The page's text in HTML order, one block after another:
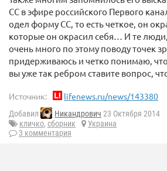
СС в эфире российского Первого
одел форму СС, то есть четкое, он
которые он окрасил себя… И те
очень много по этому поводу точек
придерживаюсь и четко понимаю,
вы уже так ребром ставите вопрос,
Источник: lifenews.ru/news/143380
Добавил Никандрович 23 Октября 2014
кличко, сборник
Украина
3 комментария